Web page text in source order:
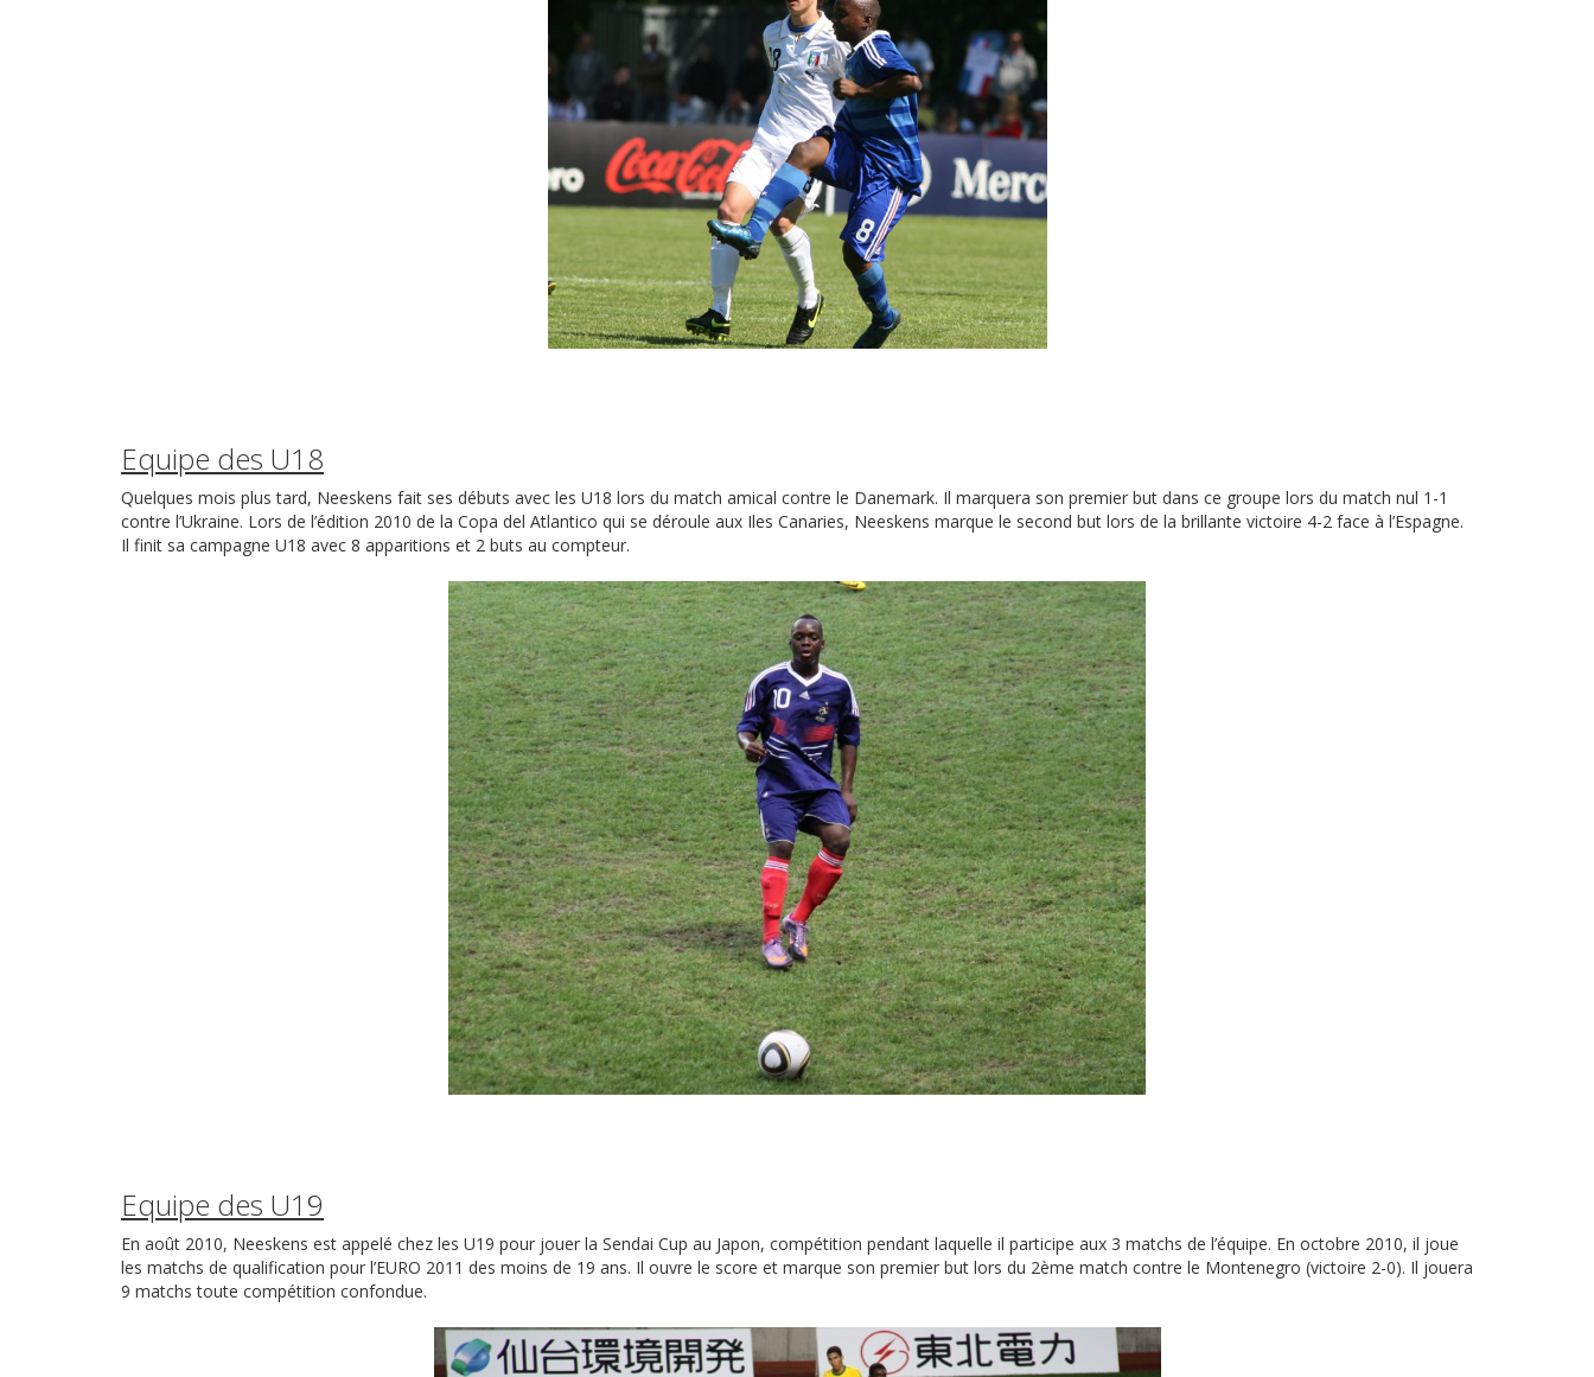
Equipe des U18
Quelques mois plus tard, Neeskens fait ses débuts avec les U18 lors du match amical contre le Danemark. Il marquera son premier but dans ce groupe lors du match nul 1-1
contre l’Ukraine. Lors de l’édition 2010 de la Copa del Atlantico qui se déroule aux Iles Canaries, Neeskens marque le second but lors de la brillante victoire 4-2 face à l’Espagne.
Il finit sa campagne U18 avec 8 apparitions et 2 buts au compteur.
Equipe des U19
En août 2010, Neeskens est appelé chez les U19 pour jouer la Sendai Cup au Japon, compétition pendant laquelle il participe aux 3 matchs de l’équipe. En octobre 2010, il joue
les matchs de qualification pour l’EURO 2011 des moins de 19 ans. Il ouvre le score et marque son premier but lors du 2ème match contre le Montenegro (victoire 2-0). Il jouera
9 matchs toute compétition confondue.